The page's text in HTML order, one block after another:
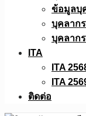
ข้อมูลบุ
บุคลาก
บุคลาก
ITA
ITA
ITA
ติดต่อ